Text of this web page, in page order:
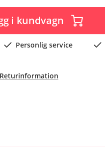
i kundvagn
Personlig service